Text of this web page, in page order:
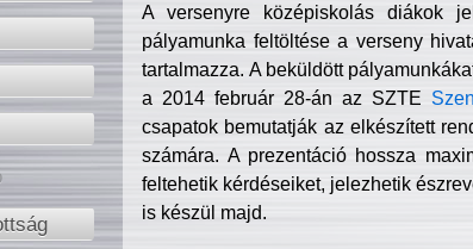
A versenyre középiskolás diákok
pályamunka feltöltése a verseny
tartalmazza. A beküldött
a 2014 február 28-án az SZTE
csapatok bemutatják az elkészített
számára. A prezentáció hossza
feltehetik kérdéseiket, jelezhetik
is készül majd.